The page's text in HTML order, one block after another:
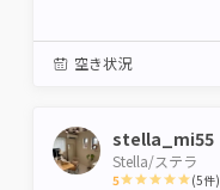
空き状況
stella_mi55
Stella/ステラ
5 (5件)